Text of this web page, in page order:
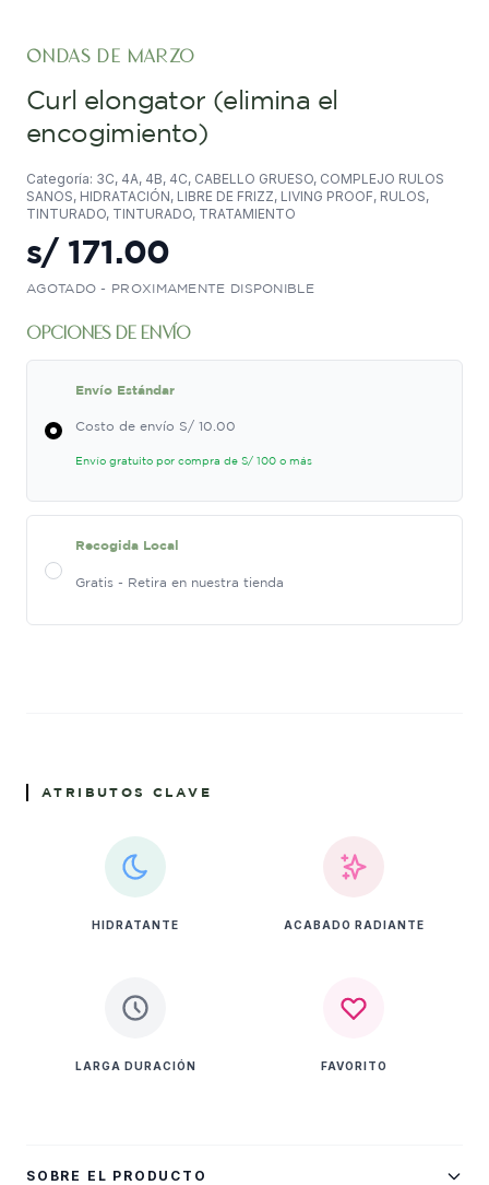
ondas de marzo
curl elongator (elimina el
encogimiento)
Categoría: 3C, 4A, 4B, 4C, CABELLO GRUESO, COMPLEJO RULOS
SANOS, HIDRATACIÓN, LIBRE DE FRIZZ, LIVING PROOF, RULOS,
TINTURADO, TINTURADO, TRATAMIENTO
s/171.00
AGOTADO - PROXIMAMENTE DISPONIBLE
opciones de envío
Envío Estándar
Costo de envío S/ 10.00
Envío gratuito por compra de S/ 100 o más
Recogida Local
Gratis - Retira en nuestra tienda
ATRIBUTOS CLAVE
HIDRATANTE ACABADO RADIANTE
LARGA DURACIÓN FAVORITO
SOBRE EL PRODUCTO